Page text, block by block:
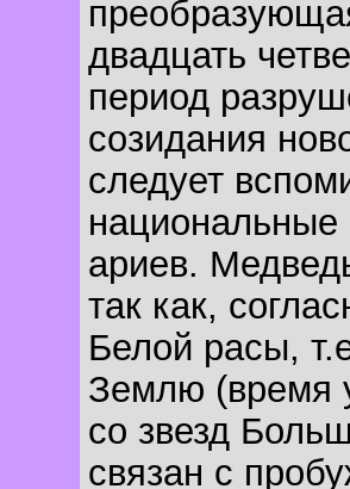
двадцать
период
созидания
следует
национальные
ариев.
так как,
Белой расы,
Землю (время
со звезд
связан с